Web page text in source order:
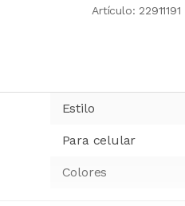
Artículo: 22911191
Estilo
Para celular
Colores